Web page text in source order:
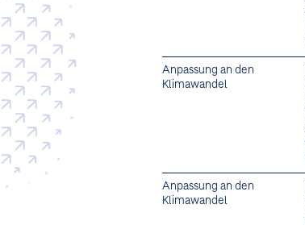
Anpassung an den
Klimawandel
Anpassung an den
Klimawandel